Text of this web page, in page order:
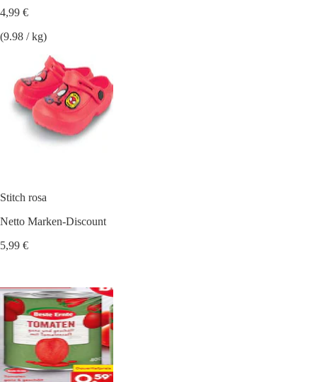
4,99 €
(9.98 / kg)
Stitch rosa
Netto Marken-Discount
5,99 €